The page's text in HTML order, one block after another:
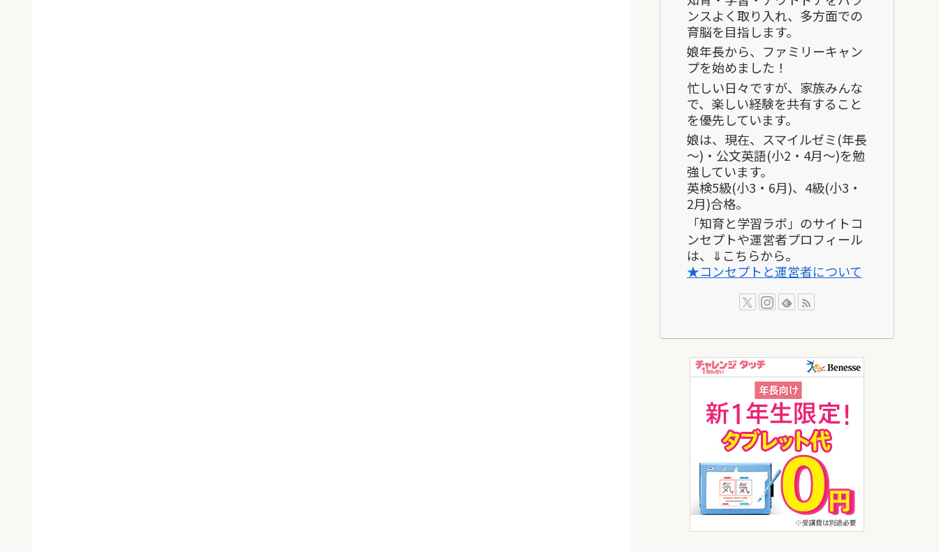
ンスよく取り入れ、多方面での
育脳を目指します。
娘年長から、ファミリーキャン
プを始めました！
忙しい日々ですが、家族みんな
で、楽しい経験を共有すること
を優先しています。
娘は、現在、スマイルゼミ(年長
～)・公文英語(小2・4月～)を勉
強しています。
英検5級(小3・6月)、4級(小3・
2月)合格。
「知育と学習ラボ」のサイトコ
ンセプトや運営者プロフィール
は、⇓こちらから。
★コンセプトと運営者について